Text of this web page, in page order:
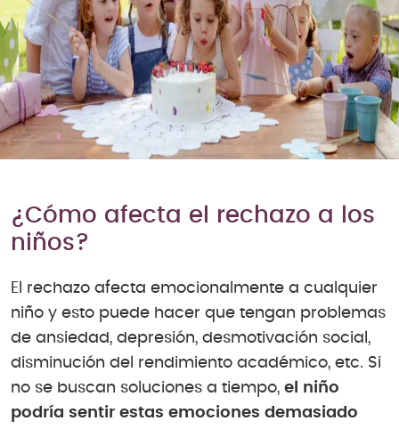
¿Cómo afecta el rechazo a los
niños?
El rechazo afecta emocionalmente a cualquier
niño y esto puede hacer que tengan problemas
de ansiedad, depresión, desmotivación social,
disminución del rendimiento académico, etc. Si
no se buscan soluciones a tiempo, el niño
podría sentir estas emociones demasiado